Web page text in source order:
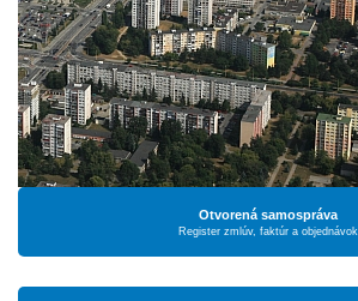
Otvorená samospráva
Register zmlúv, faktúr a objednávok